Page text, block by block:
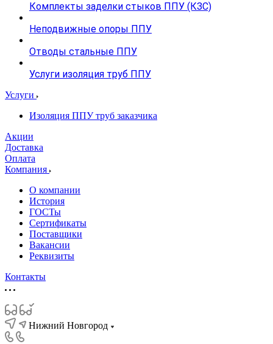
Комплекты заделки стыков ППУ (КЗС)
Неподвижные опоры ППУ
Отводы стальные ППУ
Услуги изоляция труб ППУ
Услуги
Изоляция ППУ труб заказчика
Акции
Доставка
Оплата
Компания
О компании
История
ГОСТы
Сертификаты
Поставщики
Вакансии
Реквизиты
Контакты
Нижний Новгород